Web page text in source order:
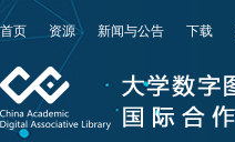
首页 资源 新闻与公告 下载